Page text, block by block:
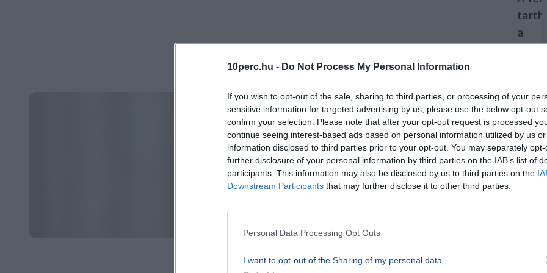
10perc.hu - Do Not Process My Personal Information
If you wish to opt-out of the sale, sharing to third parties, or processing of your
sensitive information for targeted advertising by us, please use the below opt-out
confirm your selection. Please note that after your opt-out request is processed
continue seeing interest-based ads based on personal information utilized by us
information disclosed to third parties prior to your opt-out. You may separately
further disclosure of your personal information by third parties on the IAB’s list of
participants. This information may also be disclosed by us to third parties on the
Downstream Participants that may further disclose it to other third parties.
Personal Data Processing Opt Outs
I want to opt-out of the Sharing of my personal data.
a
az
Infláció